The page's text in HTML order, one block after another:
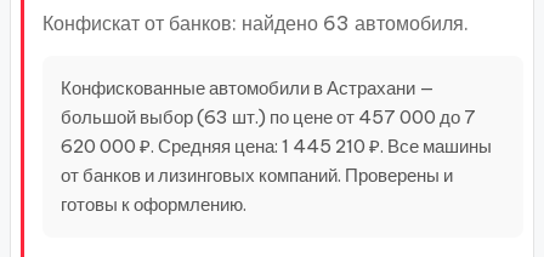
Конфискат от банков: найдено 63 автомобиля.
Конфискованные автомобили в Астрахани —
большой выбор (63 шт.) по цене от 457 000 до 7
620 000 ₽. Средняя цена: 1 445 210 ₽. Все машины
от банков и лизинговых компаний. Проверены и
готовы к оформлению.